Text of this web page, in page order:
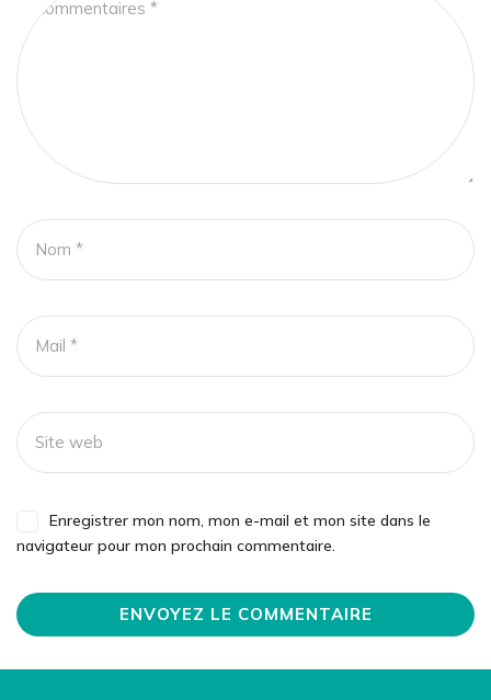
Enregistrer mon nom, mon e-mail et mon site dans le
navigateur pour mon prochain commentaire.